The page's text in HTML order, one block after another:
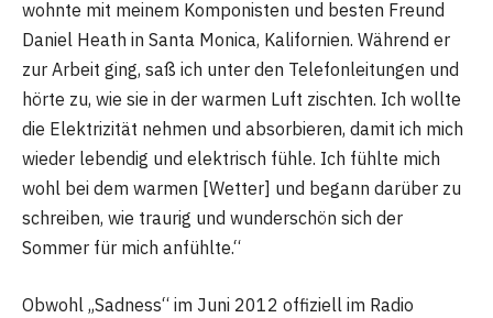
wohnte mit meinem Komponisten und besten Freund
Daniel Heath in Santa Monica, Kalifornien. Während er
zur Arbeit ging, saß ich unter den Telefonleitungen und
hörte zu, wie sie in der warmen Luft zischten. Ich wollte
die Elektrizität nehmen und absorbieren, damit ich mich
wieder lebendig und elektrisch fühle. Ich fühlte mich
wohl bei dem warmen [Wetter] und begann darüber zu
schreiben, wie traurig und wunderschön sich der
Sommer für mich anfühlte.“
Obwohl „Sadness“ im Juni 2012 offiziell im Radio